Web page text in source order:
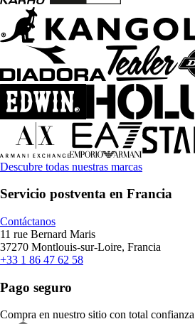
Descubre todas nuestras marcas
Servicio postventa en Francia
Contáctanos
11 rue Bernard Maris
37270 Montlouis-sur-Loire, Francia
+33 1 86 47 62 58
Pago seguro
Compra en nuestro sitio con total confianza